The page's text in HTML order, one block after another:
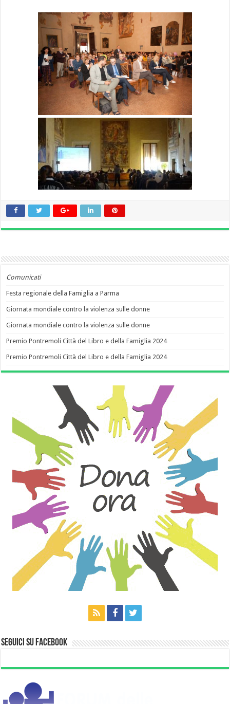
Comunicati
Festa regionale della Famiglia a Parma
Giornata mondiale contro la violenza sulle donne
Giornata mondiale contro la violenza sulle donne
Premio Pontremoli Città del Libro e della Famiglia 2024
Premio Pontremoli Città del Libro e della Famiglia 2024
Seguici su Facebook